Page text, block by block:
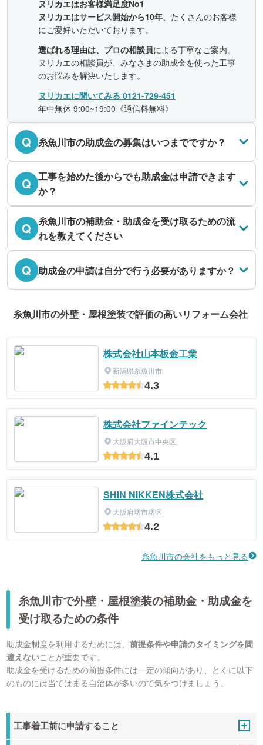
ヌリカエはお客様満足度No1
ヌリカエはサービス開始から10年、たくさんのお客様
にご愛好いただいております。
選ばれる理由は、プロの相談員による丁寧なご案内。
ヌリカエの相談員が、みなさまの助成金を使った工事
のお悩みを解決いたします。
ヌリカエに聞いてみる 0121-729-451
年中無休 9:00~19:00《通信料無料》
Q 糸魚川市の助成金の募集はいつまでですか？
Q 工事を始めた後からでも助成金は申請できます
か？
Q 糸魚川市の補助金・助成金を受け取るための流
れを教えてください
Q 助成金の申請は自分で行う必要がありますか？
糸魚川市の外壁・屋根塗装で評価の高いリフォーム会社
株式会社山本板金工業
新潟県糸魚川市
4.3
株式会社ファインテック
大阪府大阪市中央区
4.1
SHIN NIKKEN株式会社
大阪府堺市堺区
4.2
糸魚川市の会社をもっと見る
糸魚川市で外壁・屋根塗装の補助金・助成金を
受け取るための条件
助成金制度を利用するためには、前提条件や申請のタイミングを間
違えないことが重要です。
助成金を受けるための前提条件には一定の傾向があり、とくに以下
のものには当てはまる自治体が多いので気をつけましょう。
工事着工前に申請すること